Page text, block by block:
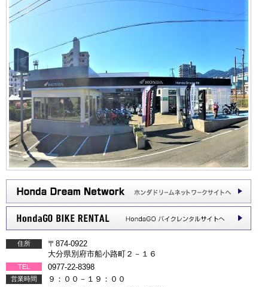
住所
〒874-0922
大分県別府市船小路町２－１６
TEL 0977-22-8398
営業時間 ９：００－１９：００